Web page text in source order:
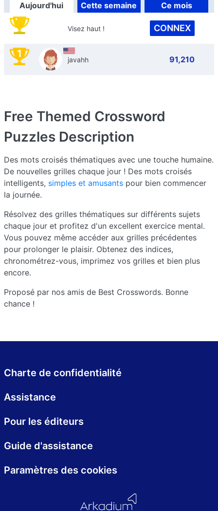
Aujourd'hui Cette semaine Ce mois
Visez haut ! CONNEX
1 javahh 91,210
Free Themed Crossword
Puzzles Description
Des mots croisés thématiques avec une touche humaine.
De nouvelles grilles chaque jour ! Des mots croisés
intelligents, simples et amusants pour bien commencer
la journée.
Résolvez des grilles thématiques sur différents sujets
chaque jour et profitez d'un excellent exercice mental.
Vous pouvez même accéder aux grilles précédentes
pour prolonger le plaisir. Obtenez des indices,
chronométrez-vous, imprimez vos grilles et bien plus
encore.
Proposé par nos amis de Best Crosswords. Bonne
chance !
Charte de confidentialité
Assistance
Pour les éditeurs
Guide d'assistance
Paramètres des cookies